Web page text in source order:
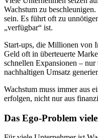
Wachstum zu
sein. Es führt oft zu
„verfügbar“ ist.
Start-ups, die Millionen von
Geld oft in überteuerte
schnellen Expansionen – nur
nachhaltigen Umsatz
Wachstum muss immer aus
erfolgen, nicht nur aus
Das Ego-Problem